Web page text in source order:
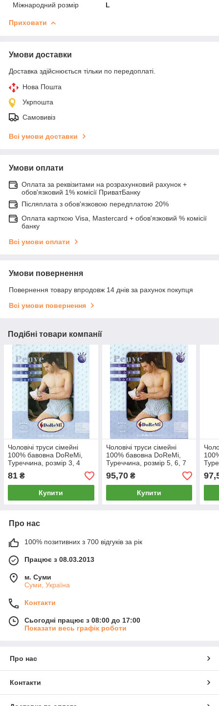
Міжнародний розмір
L
Приховати
Умови доставки
Доставка здійснюється тільки по передоплаті.
Нова Пошта
Укрпошта
Самовивіз
Всі умови доставки
Умови оплати
Оплата за реквізитами на розрахунковий рахунок +
обов'язковий 1% комісії ПриватБанку
Післяплата з обов'язковою передплатою 20%
Оплата карткою Visa, Mastercard + обов'язковий % комісії
банку
Всі умови оплати
Умови повернення
Повернення товару впродовж 14 днів за рахунок покупця
Всі умови повернення
Подібні товари компанії
Чоловічі труси сімейні
100% бавовна DoReMi,
Туреччина, розмір 3, 4
(48-50), асорті, 34
81 ₴
Купити
Чоловічі труси сімейні
100% бавовна DoReMi,
Туреччина, розмір 5, 6, 7
(52-54-56), асорті, 567
95,70₴
Купити
Про нас
100% позитивних з 700 відгуків за рік
Працює з 08.03.2013
м. Суми
Суми, Україна
Контакти
Сьогодні працює з 08:00 до 17:00
Показати весь графік роботи
Про нас
Контакти